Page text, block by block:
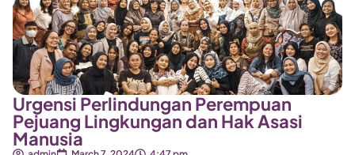
Urgensi Perlindungan Perempuan
Pejuang Lingkungan dan Hak Asasi
Manusia